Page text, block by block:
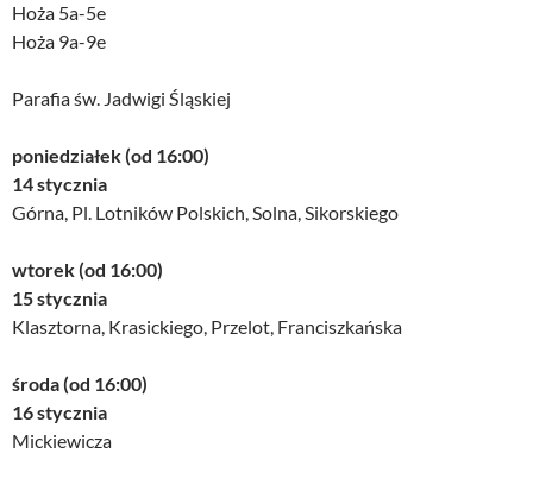
Hoża 5a-5e
Hoża 9a-9e
Parafia św. Jadwigi Śląskiej
poniedziałek (od 16:00)
14 stycznia
Górna, Pl. Lotników Polskich, Solna, Sikorskiego
wtorek (od 16:00)
15 stycznia
Klasztorna, Krasickiego, Przelot, Franciszkańska
środa (od 16:00)
16 stycznia
Mickiewicza